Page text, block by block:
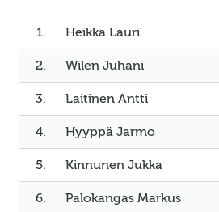
1. Heikka Lauri
2. Wilen Juhani
3. Laitinen Antti
4. Hyyppä Jarmo
5. Kinnunen Jukka
6. Palokangas Markus